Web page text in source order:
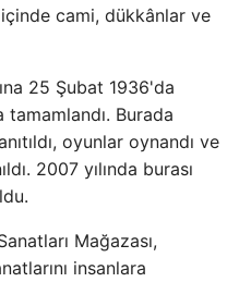
içinde cami, dükkânlar ve
25 Şubat 1936'da
Burada
oyunlar oynandı ve
2007 yılında burası
Mağazası,
insanlara